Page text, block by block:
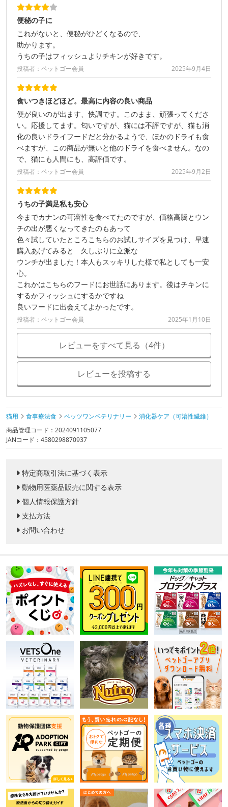
便秘の子に
これがないと、便秘がひどくなるので、
助かります。
うちの子はフィッシュよりチキンが好きです。
投稿者：ペットゴー会員 2025年9月4日
食いつきほどほど。最高に内容の良い商品
便が良いのが出ます、快調です。このまま、頑張ってくださ
い。応援してます。匂いですが、猫には不評ですが、猫も消
化の良いドライフードだと分かるようで、ほかのドライも食
べますが、この商品が無いと他のドライを食べません。なの
で、猫にも人間にも、高評価です。
投稿者：ペットゴー会員 2025年9月2日
うちの子満足私も安心
今までカナンの可溶性を食べてたのですが、価格高騰とウン
チの出が悪くなってきたのもあって
色々試していたところこちらのお試しサイズを見つけ、早速
購入あげてみると 久しぶりに立派な
ウンチが出ました！本人もスッキリした様で私としても一安
心。
これかはこちらのフードにお世話にあります。後はチキンに
するかフィッシュにするかですね
良いフードに出会えてよかったです。
投稿者：ペットゴー会員 2025年1月10日
レビューをすべて見る（4件）
レビューを投稿する
猫用 食事療法食 ベッツワンベテリナリー
消化器ケア（可溶性繊維）
商品管理コード：2024091105077
JANコード：4580298870937
特定商取引法に基づく表示
動物用医薬品販売に関する表示
個人情報保護方針
支払方法
お問い合わせ